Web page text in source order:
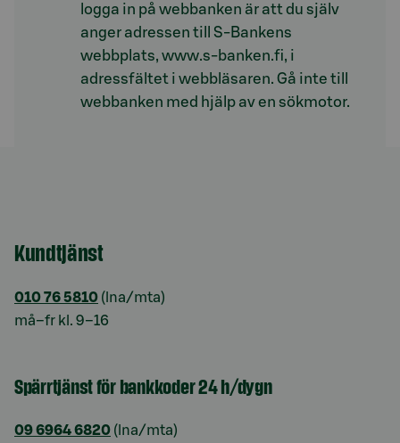
logga in på webbanken är att du själv
anger adressen till S-Bankens
webbplats, www.s-banken.fi, i
adressfältet i webbläsaren. Gå inte till
webbanken med hjälp av en sökmotor.
Kundtjänst
010 76 5810 (lna/mta)
må–fr kl. 9–16
Spärrtjänst för bankkoder 24 h/dygn
09 6964 6820 (lna/mta)